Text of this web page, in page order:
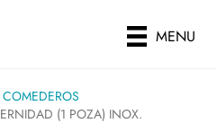
MENU
COMEDEROS
(1 POZA) INOX.